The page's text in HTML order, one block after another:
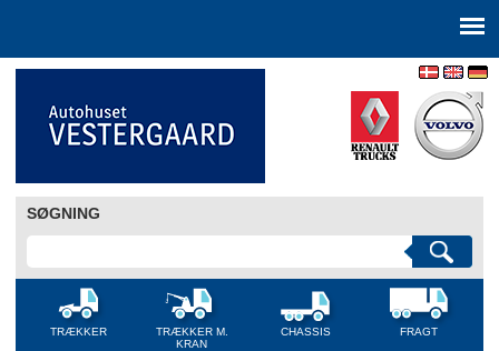
SØGNING
TRÆKKER
TRÆKKER M.
KRAN
CHASSIS FRAGT